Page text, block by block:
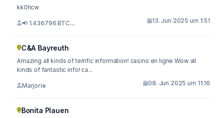
kk0hcw
📢 1.436796 BTC.... 13. Jun 2025 um 1:51
C&A Bayreuth
Amazing all kinds of terrific information! casino en ligne Wow all
kinds of fantastic info! ca...
Marjorie 08. Jun 2025 um 11:16
Bonita Plauen